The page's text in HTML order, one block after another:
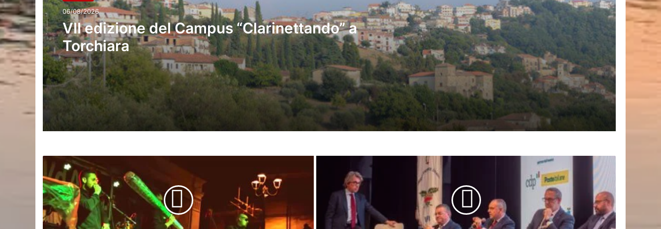
06/08/2026
VII edizione del Campus “Clarinettando” a
Torchiara
Piani di Gestione forestale: Copagri Salerno chiede snellimento
burocratico e pianificazione reale per le aree interne
– Grande successo e sold-out a Castellabate per il debutto di
“Anton Čechov in Jazz”
Gusto Italia ritorna a Villammare per Ferragosto
CASTELLABATE, ANCORA FINANZIAMENTI PER LE SCUOLE:
MARCO
Il Centro di Promozione Culturale per il Cilento ripubblica
l’antico corpus epigrafico di Paestum
Maria Rosaria D’Ambrosio è Miss Vallo 2026
A.D.
2023,
Only
Smoke
Crew
banditi
con
Presidente
Alfieri
all'Assemblea